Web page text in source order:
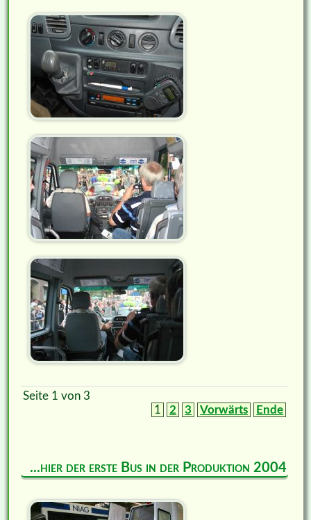
Seite 1 von 3
1
2 3 Vorwärts Ende
...hier der erste Bus in der Produktion 2004